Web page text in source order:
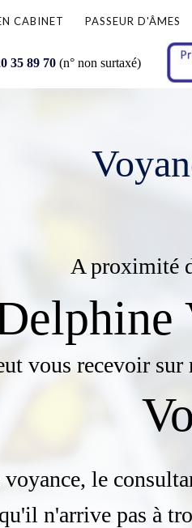
35 89 70 (n° non surtaxé)
CABINET PASSEUR D'ÂMES
A proximité
vous recevoir sur
le
n'arrive pas à